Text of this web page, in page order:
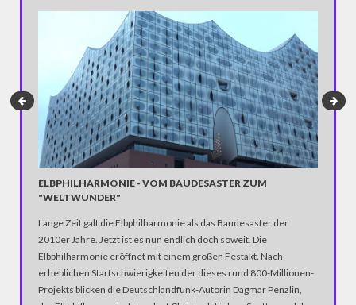
ELBPHILHARMONIE - VOM BAUDESASTER ZUM
"WELTWUNDER"
Lange Zeit galt die Elbphilharmonie als das Baudesaster der
2010er Jahre. Jetzt ist es nun endlich doch soweit. Die
Elbphilharmonie eröffnet mit einem großen Festakt. Nach
erheblichen Startschwierigkeiten der dieses rund 800-Millionen-
Projekts blicken die Deutschlandfunk-Autorin Dagmar Penzlin,
aktuell